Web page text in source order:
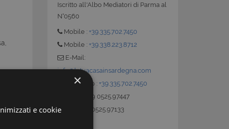
Iscritto all'Albo Mediatori di Parma al
N°0560
Mobile : +39.335.702.7450
Mobile : +39.338.223.8712
E-Mail:
info@latuacasainsardegna.com
Whatsapp :+39.335.702.7450
Ufficio : +39 0525.97447
Fax : +39 0525.97133
×
e cookie